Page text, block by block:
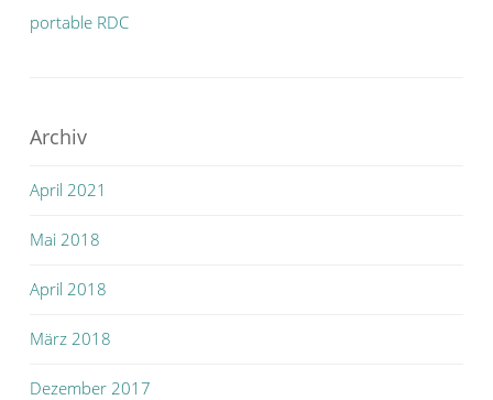
portable RDC
Archiv
April 2021
Mai 2018
April 2018
März 2018
Dezember 2017